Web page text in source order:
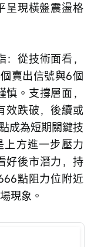
呈現橫盤震盪格
從技術面看，
賣出信號與6個
。支撐層面，
效跌破，後續或
成為短期關鍵技
上方進一步壓力
好後市潛力，持
點阻力位附近
現象。